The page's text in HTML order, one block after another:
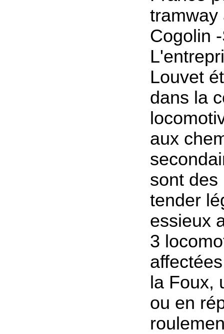
tramway
Cogolin
Louvet
dans la
aux
sont des
tender
essieux
3
la Foux,
ou en